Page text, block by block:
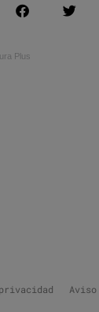
Plus